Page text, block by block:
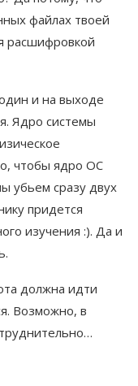
файлах твоей
расшифровкой
и на выходе
Ядро системы
чтобы ядро ОС
убьем сразу двух
придется
изучения :). Да и
должна идти
Возможно, в